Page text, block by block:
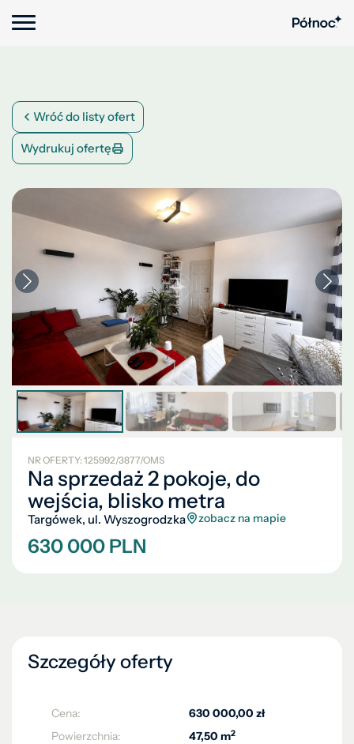
Wróć do listy ofert
Wydrukuj ofertę
NR OFERTY: 125992/3877/OMS
Na sprzedaż 2 pokoje, do
wejścia, blisko metra
Targówek, ul. Wyszogrodzka zobacz na mapie
630 000 PLN
Szczegóły oferty
Cena:
630 000,00 zł
Powierzchnia:
47,50 m2